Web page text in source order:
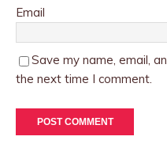
Email
Save my name, email,
the next time I comment.